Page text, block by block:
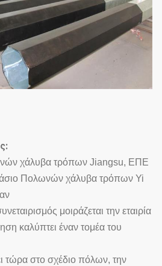
χάλυβα τρόπων Jiangsu, ΕΠΕ
Πολωνών χάλυβα τρόπων Yi
μοιράζεται την εταιρία
καλύπτει έναν τομέα του
τώρα στο σχέδιο πόλων, την